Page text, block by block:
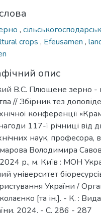
,
crops , Efeusamen ,
опис
В.С. Плющене зерно -
// Збірник тез
конференції
117-ї річниці від
наук, професора,
Володимира
р., м. Київ : МОН
університет
України /
[та ін.]. - К. :
2024. - С. 286 - 287